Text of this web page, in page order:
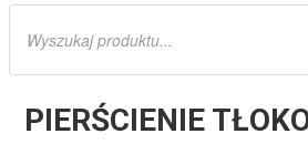
Wyszukiwarka
PIERŚCIENIE